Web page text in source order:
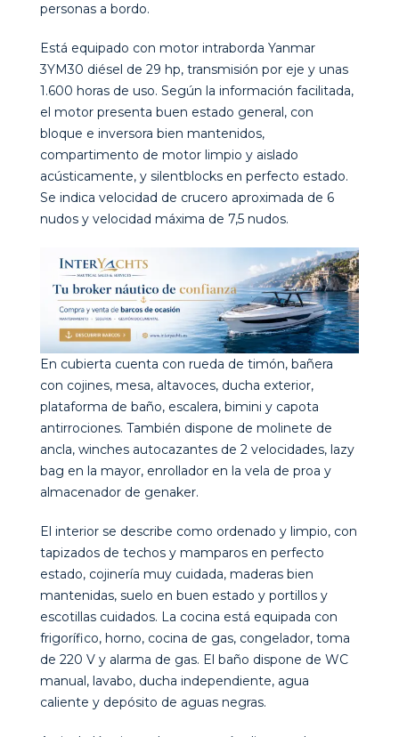
personas a bordo.
Está equipado con motor intraborda Yanmar
3YM30 diésel de 29 hp, transmisión por eje y unas
1.600 horas de uso. Según la información facilitada,
el motor presenta buen estado general, con
bloque e inversora bien mantenidos,
compartimento de motor limpio y aislado
acústicamente, y silentblocks en perfecto estado.
Se indica velocidad de crucero aproximada de 6
nudos y velocidad máxima de 7,5 nudos.
En cubierta cuenta con rueda de timón, bañera
con cojines, mesa, altavoces, ducha exterior,
plataforma de baño, escalera, bimini y capota
antirrociones. También dispone de molinete de
ancla, winches autocazantes de 2 velocidades, lazy
bag en la mayor, enrollador en la vela de proa y
almacenador de genaker.
El interior se describe como ordenado y limpio, con
tapizados de techos y mamparos en perfecto
estado, cojinería muy cuidada, maderas bien
mantenidas, suelo en buen estado y portillos y
escotillas cuidados. La cocina está equipada con
frigorífico, horno, cocina de gas, congelador, toma
de 220 V y alarma de gas. El baño dispone de WC
manual, lavabo, ducha independiente, agua
caliente y depósito de aguas negras.